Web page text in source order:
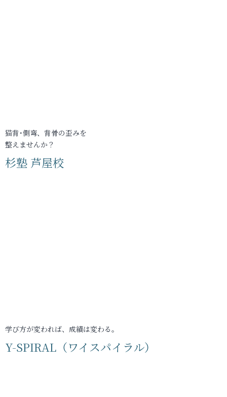
猫背･側弯、背骨の歪みを
整えませんか？
杉塾 芦屋校
学び方が変われば、成績は変わる。
Y-SPIRAL（ワイスパイラル）